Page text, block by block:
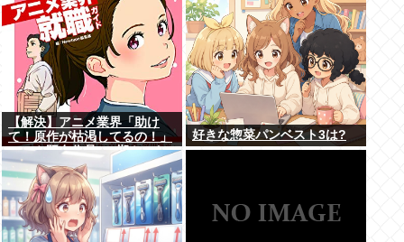
【解決】アニメ業界「助け
て！原作が枯渇してるの！」
←いや既存作品の2期やった
ら良いよね？
好きな惣菜パンベスト3は?